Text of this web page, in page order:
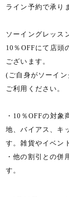
ライン予約で承り
ソーイングレッス
10％OFFにて店頭
ございます。
(ご自身がソーイ
ご利用ください。
・10％OFFの対
地、バイアス、キ
す。雑貨やイベン
・他の割引との併
す。